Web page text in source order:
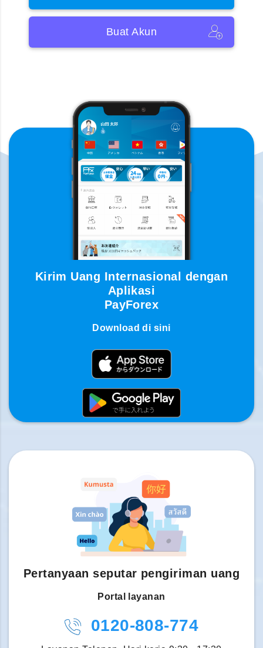
Buat Akun
Kirim Uang Internasional dengan
Aplikasi
PayForex
Download di sini
Pertanyaan seputar pengiriman uang
Portal layanan
0120-808-774